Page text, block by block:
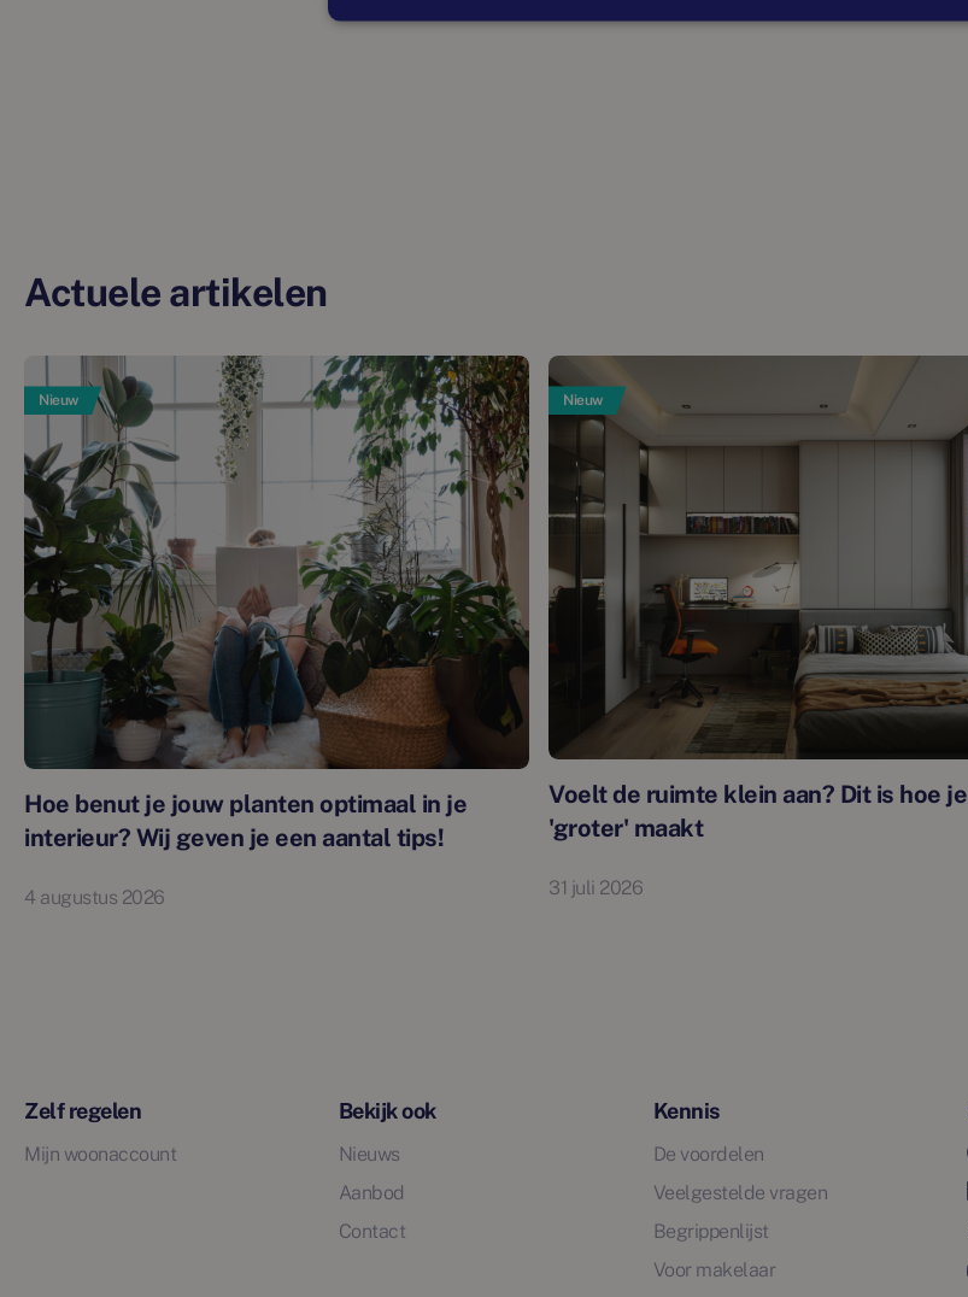
Actuele artikelen
Nieuw
Hoe benut je jouw planten optimaal in je
interieur? Wij geven je een aantal tips!
4 augustus 2026
Nieuw
Voelt de ruimte klein aan? Dit is hoe
'groter' maakt
31 juli 2026
Zelf regelen
Mijn woonaccount
Bekijk ook
Nieuws
Aanbod
Contact
Kennis
De voordelen
Veelgestelde vragen
Begrippenlijst
Voor makelaar